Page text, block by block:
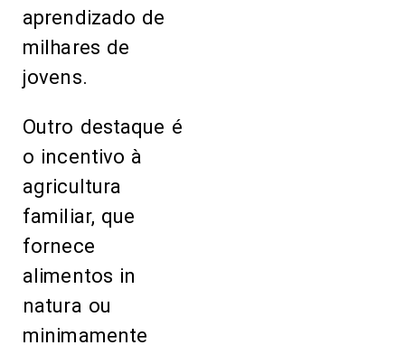
aprendizado de
milhares de
jovens.
Outro destaque é
o incentivo à
agricultura
familiar, que
fornece
alimentos in
natura ou
minimamente